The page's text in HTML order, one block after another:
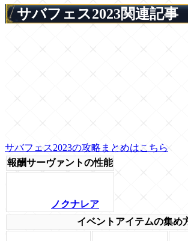
サバフェス2023関連記事
サバフェス2023の攻略まとめはこちら
報酬サーヴァントの性能
ノクナレア
イベントアイテムの集め